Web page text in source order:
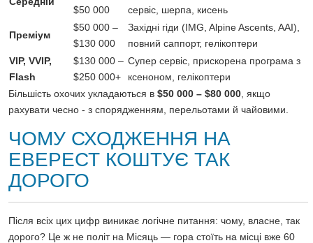
$50 000
сервіс, шерпа, кисень
Преміум
$50 000 –
$130 000
Західні гіди (IMG, Alpine Ascents, AAI),
повний саппорт, гелікоптери
VIP, VVIP,
Flash
$130 000 –
$250 000+
Супер сервіс, прискорена програма з
ксеноном, гелікоптери
Більшість охочих укладаються в $50 000 – $80 000 , якщо
рахувати чесно - з спорядженням, перельотами й чайовими.
ЧОМУ СХОДЖЕННЯ НА
ЕВЕРЕСТ КОШТУЄ ТАК
ДОРОГО
Після всіх цих цифр виникає логічне питання: чому, власне, так
дорого? Це ж не політ на Місяць — гора стоїть на місці вже 60